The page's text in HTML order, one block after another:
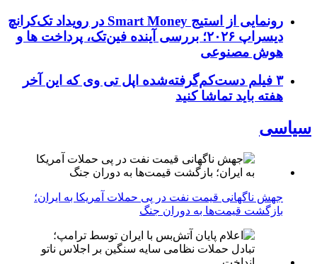
رونمایی از استیج Smart Money در رویداد تک‌کرانچ
دیسراپ ۲۰۲۶؛ بررسی آینده فین‌تک، پرداخت‌ ها و
هوش مصنوعی
۳ فیلم دست‌کم‌گرفته‌شده اپل تی وی که این آخر
هفته باید تماشا کنید
سیاسی
جهش ناگهانی قیمت نفت در پی حملات آمریکا به ایران؛
بازگشت قیمت‌ها به دوران جنگ